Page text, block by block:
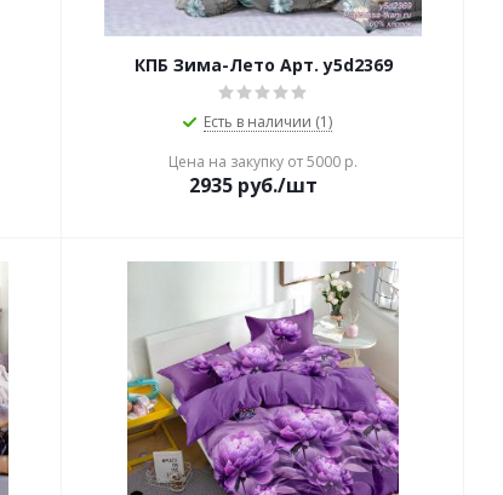
КПБ Зима-Лето Арт. y5d2369
Есть в наличии (1)
Цена на закупку от 5000 р.
2935 руб./шт